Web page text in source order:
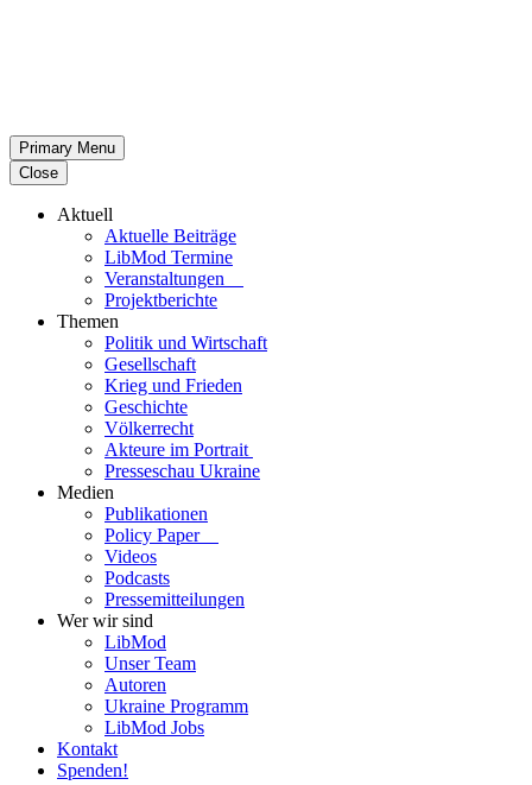
Primary Menu
Close
Aktuell
Aktu­elle Beiträge
LibMod Termine
Ver­an­stal­tun­gen
Pro­jekt­be­richte
Themen
Politik und Wirtschaft
Gesell­schaft
Krieg und Frieden
Geschichte
Völ­ker­recht
Akteure im Portrait
Pres­se­schau Ukraine
Medien
Publi­ka­tio­nen
Policy Paper
Videos
Pod­casts
Pres­se­mit­tei­lun­gen
Wer wir sind
LibMod
Unser Team
Autoren
Ukraine Pro­gramm
LibMod Jobs
Kontakt
Spenden!